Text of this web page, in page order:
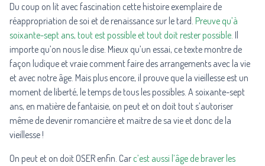
Du coup on lit avec fascination cette histoire exemplaire de
réappropriation de soi et de renaissance sur le tard. Preuve qu’à
soixante-sept ans, tout est possible et tout doit rester possible. Il
importe qu’on nous le dise. Mieux qu’un essai, ce texte montre de
façon ludique et vraie comment faire des arrangements avec la vie
et avec notre âge. Mais plus encore, il prouve que la vieillesse est un
moment de liberté, le temps de tous les possibles. A soixante-sept
ans, en matière de fantaisie, on peut et on doit tout s’autoriser
même de devenir romancière et maitre de sa vie et donc de la
vieillesse !
On peut et on doit OSER enfin. Car c’est aussi l’âge de braver les